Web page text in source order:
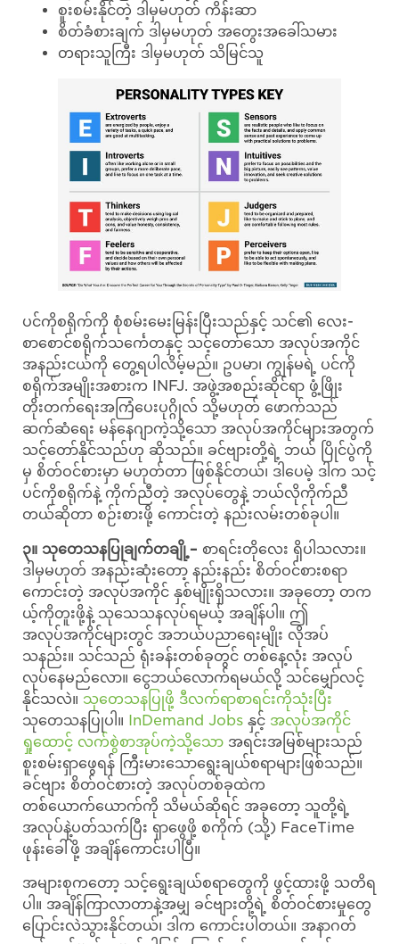
စူးစမ်းနိုင်တဲ့ ဒါမှမဟုတ် ကိန်းဆာ
စိတ်ခံစားချက် ဒါမှမဟုတ် အတွေးအခေါ်သမား
တရားသူကြီး ဒါမှမဟုတ် သိမြင်သူ
ပင်ကိုစရိုက်ကို စုံစမ်းမေးမြန်းပြီးသည်နှင့် သင်၏ လေး-
စာစောင်စရိုက်သင်္ကေတနှင့် သင့်တော်သော အလုပ်အကိုင်
အနည်းငယ်ကို တွေ့ရပါလိမ့်မည်။ ဥပမာ၊ ကျွန်မရဲ့ ပင်ကို
စရိုက်အမျိုးအစားက INFJ. အဖွဲ့အစည်းဆိုင်ရာ ဖွံ့ဖြိုး
တိုးတက်ရေးအကြံပေးပုဂ္ဂိုလ် သို့မဟုတ် ဖောက်သည်
ဆက်ဆံရေး မန်နေဂျာကဲ့သို့သော အလုပ်အကိုင်များအတွက်
သင့်တော်နိုင်သည်ဟု ဆိုသည်။ ခင်ဗျားတို့ရဲ့ ဘယ် ပြိုင်ပွဲကို
မှ စိတ်ဝင်စားမှာ မဟုတ်တာ ဖြစ်နိုင်တယ်၊ ဒါပေမဲ့ ဒါက သင့်
ပင်ကိုစရိုက်နဲ့ ကိုက်ညီတဲ့ အလုပ်တွေနဲ့ ဘယ်လိုကိုက်ညီ
တယ်ဆိုတာ စဉ်းစားဖို့ ကောင်းတဲ့ နည်းလမ်းတစ်ခုပါ။
၃။ သုတေသနပြုချက်တချို့– စာရင်းတိုလေး ရှိပါသလား။
ဒါမှမဟုတ် အနည်းဆုံးတော့ နည်းနည်း စိတ်ဝင်စားစရာ
ကောင်းတဲ့ အလုပ်အကိုင် နှစ်မျိုးရှိသလား။ အခုတော့ တက
ယ့်ကိုတူးဖို့နဲ့ သုသေသနလုပ်ရမယ့် အချိန်ပါ။ ဤ
အလုပ်အကိုင်များတွင် အဘယ်ပညာရေးမျိုး လိုအပ်
သနည်း။ သင်သည် ရုံးခန်းတစ်ခုတွင် တစ်နေ့လုံး အလုပ်
လုပ်နေမည်လော။ ငွေဘယ်လောက်ရမယ်လို့ သင်မျှော်လင့်
နိုင်သလဲ။ သုတေသနပြုဖို့ ဒီလက်ရာစာရင်းကိုသုံးပြီး
သုတေသနပြုပါ။ InDemand Jobs နှင့် အလုပ်အကိုင်
ရှုထောင့် လက်စွဲစာအုပ်ကဲ့သို့သော အရင်းအမြစ်များသည်
စူးစမ်းရှာဖွေရန် ကြီးမားသောရွေးချယ်စရာများဖြစ်သည်။
ခင်ဗျား စိတ်ဝင်စားတဲ့ အလုပ်တစ်ခုထဲက
တစ်ယောက်ယောက်ကို သိမယ်ဆိုရင် အခုတော့ သူတို့ရဲ့
အလုပ်နဲ့ပတ်သက်ပြီး ရှာဖွေဖို့ စကိုက် (သို့) FaceTime
ဖုန်းခေါ်ဖို့ အချိန်ကောင်းပါပြီ။
အများစုကတော့ သင့်ရွေးချယ်စရာတွေကို ဖွင့်ထားဖို့ သတိရ
ပါ။ အချိန်ကြာလာတာနဲ့အမျှ ခင်ဗျားတို့ရဲ့ စိတ်ဝင်စားမှုတွေ
ပြောင်းလဲသွားနိုင်တယ်၊ ဒါက ကောင်းပါတယ်။ အနာဂတ်